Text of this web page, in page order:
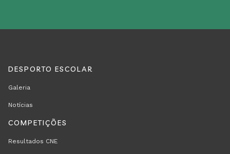
REGION
RODAPÉ
DESPORTO ESCOLAR
Galeria
Notícias
COMPETIÇÕES
Resultados CNE